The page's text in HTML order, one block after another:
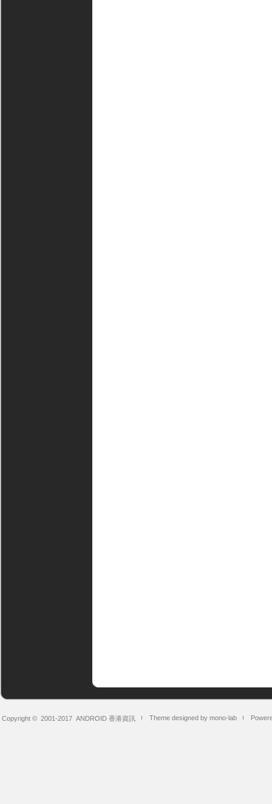
Copyright © 2001-2017 ANDROID 香港資訊 Theme designed by mono-lab